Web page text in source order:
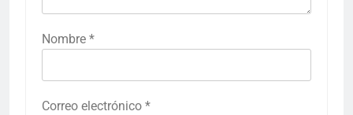
Nombre *
Correo electrónico *